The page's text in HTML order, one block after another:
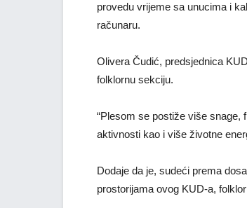
provedu vrijeme sa unucima i
računaru.
Olivera Čudić, predsjednica
folklornu sekciju.
“Plesom se postiže više snage,
aktivnosti kao i više životne
Dodaje da je, sudeći prema
prostorijama ovog KUD-a,